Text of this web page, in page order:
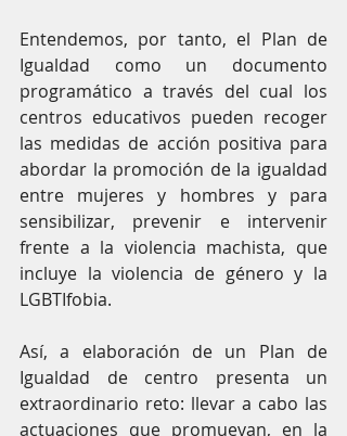
Entendemos, por tanto, el Plan de
Igualdad como un documento
programático a través del cual los
centros educativos pueden recoger
las medidas de acción positiva para
abordar la promoción de la igualdad
entre mujeres y hombres y para
sensibilizar, prevenir e intervenir
frente a la violencia machista, que
incluye la violencia de género y la
LGBTIfobia.
Así, a elaboración de un Plan de
Igualdad de centro presenta un
extraordinario reto: llevar a cabo las
actuaciones que promuevan, en la